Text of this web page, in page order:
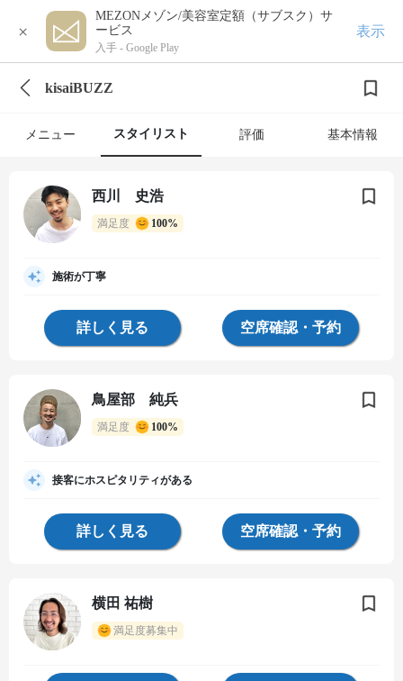
×
MEZONメゾン/美容室定額（サブスク）サ
ービス
入手 - Google Play
表示
kisaiBUZZ
メニュー スタイリスト 評価 基本情報
西川 史浩
満足度 100%
施術が丁寧
詳しく見る 空席確認・予約
鳥屋部 純兵
満足度 100%
接客にホスピタリティがある
詳しく見る 空席確認・予約
横田 祐樹
満足度募集中